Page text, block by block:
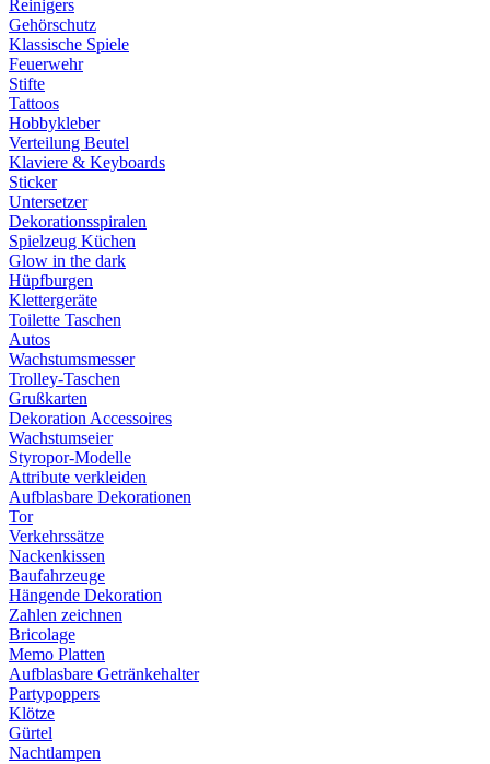
Reinigers
Gehörschutz
Klassische Spiele
Feuerwehr
Stifte
Tattoos
Hobbykleber
Verteilung Beutel
Klaviere & Keyboards
Sticker
Untersetzer
Dekorationsspiralen
Spielzeug Küchen
Glow in the dark
Hüpfburgen
Klettergeräte
Toilette Taschen
Autos
Wachstumsmesser
Trolley-Taschen
Grußkarten
Dekoration Accessoires
Wachstumseier
Styropor-Modelle
Attribute verkleiden
Aufblasbare Dekorationen
Tor
Verkehrssätze
Nackenkissen
Baufahrzeuge
Hängende Dekoration
Zahlen zeichnen
Bricolage
Memo Platten
Aufblasbare Getränkehalter
Partypoppers
Klötze
Gürtel
Nachtlampen